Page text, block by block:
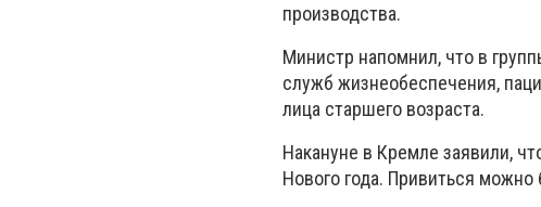
производства.
Министр напомнил, что в
служб жизнеобеспечения,
лица старшего возраста.
Накануне в Кремле заявили,
Нового года. Привиться